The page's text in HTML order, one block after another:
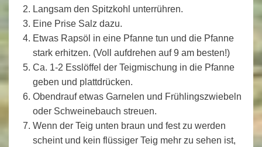
Langsam den Spitzkohl unterrühren.
Eine Prise Salz dazu.
Etwas Rapsöl in eine Pfanne tun und die Pfanne
stark erhitzen. (Voll aufdrehen auf 9 am besten!)
Ca. 1-2 Esslöffel der Teigmischung in die Pfanne
geben und plattdrücken.
Obendrauf etwas Garnelen und Frühlingszwiebeln
oder Schweinebauch streuen.
Wenn der Teig unten braun und fest zu werden
scheint und kein flüssiger Teig mehr zu sehen ist,